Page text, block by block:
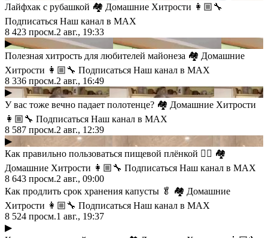
Лайфхак с рубашкой 🏘 Домашние Хитрости 👩🏼‍🔧
Подписаться Наш канал в MAX
8 423 просм.2 авг., 19:33
▶
Полезная хитрость для любителей майонеза 🏘 Домашние
Хитрости 👩🏼‍🔧 Подписаться Наш канал в MAX
8 336 просм.2 авг., 16:49
▶
У вас тоже вечно падает полотенце? 🏘 Домашние Хитрости
👩🏼‍🔧 Подписаться Наш канал в MAX
8 587 просм.2 авг., 12:39
▶
Как правильно пользоваться пищевой плёнкой 👍🏻 🏘
Домашние Хитрости 👩🏼‍🔧 Подписаться Наш канал в MAX
8 643 просм.2 авг., 09:00
Как продлить срок хранения капусты 🥬 🏘 Домашние
Хитрости 👩🏼‍🔧 Подписаться Наш канал в MAX
8 524 просм.1 авг., 19:37
▶